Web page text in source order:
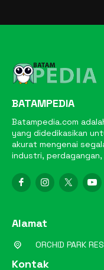
BATAMPEDIA
Batampedia.com
yang didedikasikan
akurat mengenai
industri,
Alamat
ORCHID PARK
Kontak